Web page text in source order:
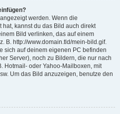
werden. Wenn die
kannst du das Bild auch direkt
Bild verlinken, das auf einem
B. http://www.domain.tld/mein-bild.gif.
sich auf deinem eigenen PC befinden
Server), noch zu Bildern, die nur nach
Hotmail- oder Yahoo-Mailboxen, mit
Um das Bild anzuzeigen, benutze den